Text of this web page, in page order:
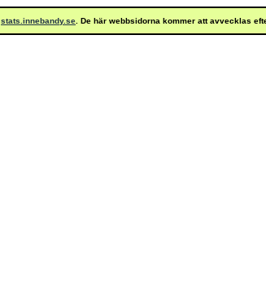
stats.innebandy.se . De här webbsidorna kommer att avvecklas